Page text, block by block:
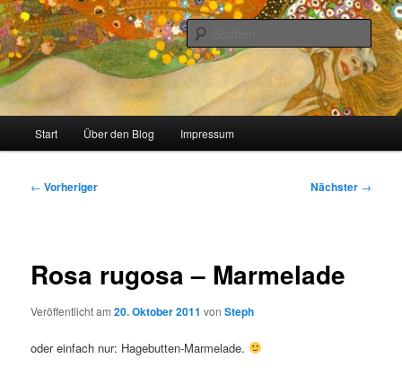
Zum
primären
Inhalt
springenmeinzigartig
Stricken, Nähen und alles was man selber machen kann
Start Über den Blog Impressum
Beitragsnavigation
← Vorheriger Nächster →
Rosa rugosa – Marmelade
Veröffentlicht am20. Oktober 2011 vonSteph
oder einfach nur: Hagebutten-Marmelade.